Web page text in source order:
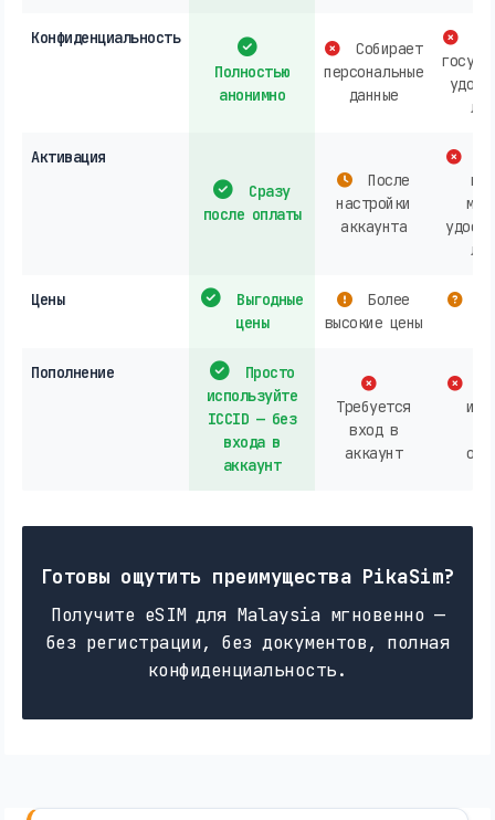
Конфиденциальность
Полностью
анонимно
Собирает
персональные
данные
Активация
Сразу
после оплаты
После
настройки
аккаунта
Цены
Выгодные
цены
Более
высокие цены
Пополнение
Просто
используйте
ICCID — без
входа в
аккаунт
Требуется
вход в
аккаунт
Готовы ощутить преимущества PikaSim?
Получите eSIM для Malaysia мгновенно —
без регистрации, без документов, полная
конфиденциальность.